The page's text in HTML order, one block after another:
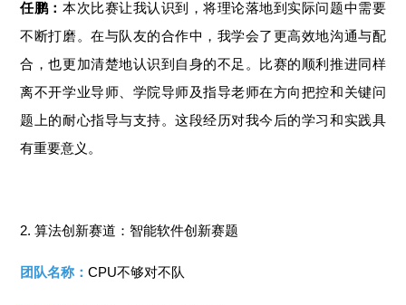
任鹏： 本次比赛让我认识到，将理论落地到实际问题中需要
不断打磨。在与队友的合作中，我学会了更高效地沟通与配
合，也更加清楚地认识到自身的不足。比赛的顺利推进同样
离不开学业导师、学院导师及指导老师在方向把控和关键问
题上的耐心指导与支持。这段经历对我今后的学习和实践具
有重要意义。
2. 算法创新赛道：智能软件创新赛题
团队名称：CPU不够对不队